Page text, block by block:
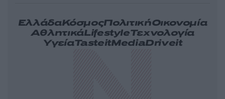
ΕλλάδαΚόσμοςΠολιτικήΟικονομία
ΑθλητικάLifestyleΤεχνολογία
ΥγείαTasteitMediaDriveit